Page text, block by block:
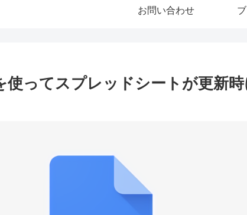
お問い合わせ
ってスプレッドシートが更新時